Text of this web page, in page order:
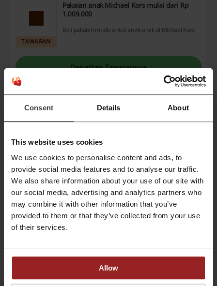
Consent Details About
This website uses cookies
We use cookies to personalise content and ads, to
provide social media features and to analyse our traffic.
We also share information about your use of our site with
our social media, advertising and analytics partners who
may combine it with other information that you’ve
provided to them or that they’ve collected from your use
of their services.
Allow
TAWARAN
Pakaian anak Michael Kors mulai dari Rp
1.009.000
Beli pakaian modis untuk anak-anak di Michael Kors!
Dapatkan Tawarannya
Tas Michael Kors mulai dari Rp 209.000
Dapatkan Tawarannya
Berakhir: Berlangsung
TAWARAN
Set hadiah Michael Kors mulai dari Rp 3909
Dapatkan Tawarannya